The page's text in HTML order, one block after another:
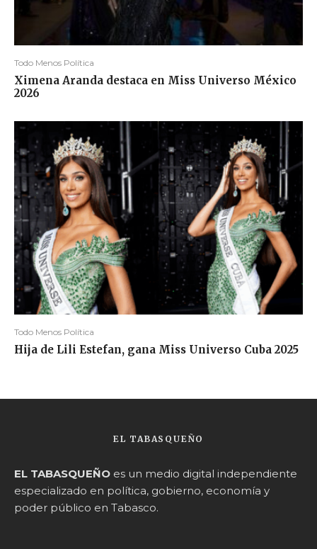
Todo Menos Política
Ximena Aranda destaca en Miss Universo México
2026
Todo Menos Política
Hija de Lili Estefan, gana Miss Universo Cuba 2025
EL TABASQUEÑO
EL TABASQUEÑO es un medio digital independiente
especializado en política, gobierno, economía y
poder público en Tabasco.